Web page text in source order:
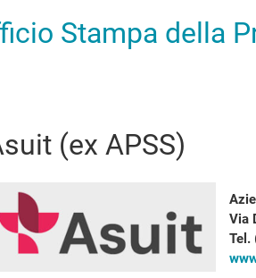
Stampa della
(ex APSS)
Via